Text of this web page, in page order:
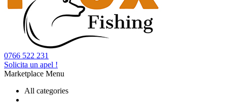
0766 522 231
Solicita un apel !
Marketplace Menu
All categories